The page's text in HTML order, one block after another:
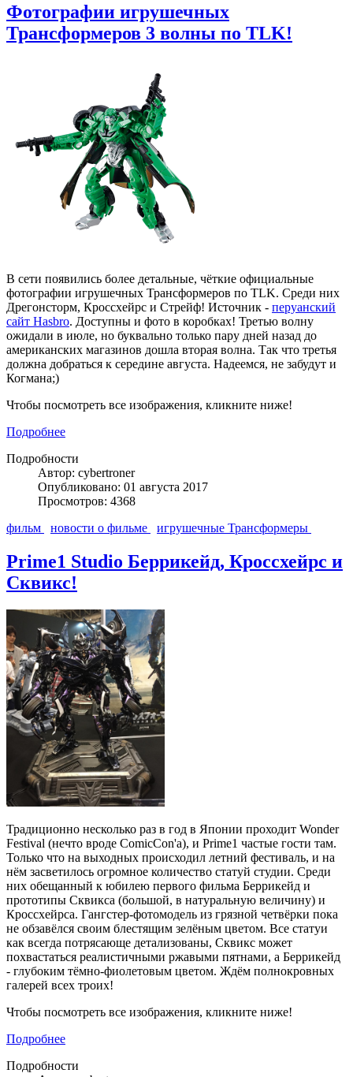
Фотографии игрушечных
Трансформеров 3 волны по TLK!
В сети появились более детальные, чёткие официальные
фотографии игрушечных Трансформеров по TLK. Среди них
Дрегонсторм, Кроссхейрс и Стрейф! Источник - перуанский
сайт Hasbro. Доступны и фото в коробках! Третью волну
ожидали в июле, но буквально только пару дней назад до
американских магазинов дошла вторая волна. Так что третья
должна добраться к середине августа. Надеемся, не забудут и
Когмана;)
Чтобы посмотреть все изображения, кликните ниже!
Подробнее
Подробности
Автор: cybertroner
Опубликовано: 01 августа 2017
Просмотров: 4368
фильм
новости о фильме игрушечные Трансформеры
Prime1 Studio Беррикейд, Кроссхейрс и
Сквикс!
Традиционно несколько раз в год в Японии проходит Wonder
Festival (нечто вроде ComicCon'а), и Prime1 частые гости там.
Только что на выходных происходил летний фестиваль, и на
нём засветилось огромное количество статуй студии. Среди
них обещанный к юбилею первого фильма Беррикейд и
прототипы Сквикса (большой, в натуральную величину) и
Кроссхейрса. Гангстер-фотомодель из грязной четвёрки пока
не обзавёлся своим блестящим зелёным цветом. Все статуи
как всегда потрясающе детализованы, Сквикс может
похвастаться реалистичными ржавыми пятнами, а Беррикейд
- глубоким тёмно-фиолетовым цветом. Ждём полнокровных
галерей всех троих!
Чтобы посмотреть все изображения, кликните ниже!
Подробнее
Подробности